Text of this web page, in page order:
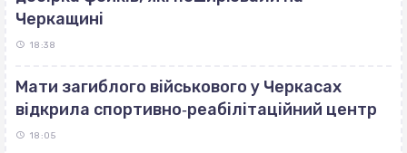
Черкащині
18:38
Мати загиблого військового у Черкасах
відкрила спортивно‐реабілітаційний центр
18:05